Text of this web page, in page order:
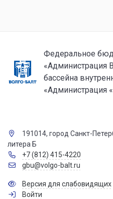
Федеральное
«Администрация
бассейна
«Администрация
191014, город Санкт-
литера Б
+7 (812) 415-4220
gbu@volgo-balt.ru
Версия для слабовидящих
Войти